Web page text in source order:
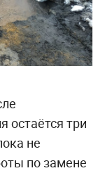
остаётся три
не
по замене